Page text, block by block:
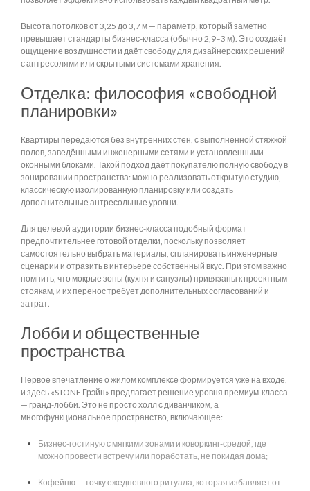
Высота потолков от 3,25 до 3,7 м — параметр, который заметно
превышает стандарты бизнес-класса (обычно 2,9–3 м). Это создаёт
ощущение воздушности и даёт свободу для дизайнерских решений
с антресолями или скрытыми системами хранения.
Отделка: философия «свободной
планировки»
Квартиры передаются без внутренних стен, с выполненной стяжкой
полов, заведёнными инженерными сетями и установленными
оконными блоками. Такой подход даёт покупателю полную свободу в
зонировании пространства: можно реализовать открытую студию,
классическую изолированную планировку или создать
дополнительные антресольные уровни.
Для целевой аудитории бизнес-класса подобный формат
предпочтительнее готовой отделки, поскольку позволяет
самостоятельно выбрать материалы, спланировать инженерные
сценарии и отразить в интерьере собственный вкус. При этом важно
помнить, что мокрые зоны (кухня и санузлы) привязаны к проектным
стоякам, и их перенос требует дополнительных согласований и
затрат.
Лобби и общественные
пространства
Первое впечатление о жилом комплексе формируется уже на входе,
и здесь «STONE Грэйн» предлагает решение уровня премиум-класса
— гранд-лобби. Это не просто холл с диванчиком, а
многофункциональное пространство, включающее:
Бизнес-гостиную с мягкими зонами и коворкинг-средой, где
можно провести встречу или поработать, не покидая дома;
Кофейню — точку ежедневного ритуала, которая избавляет от